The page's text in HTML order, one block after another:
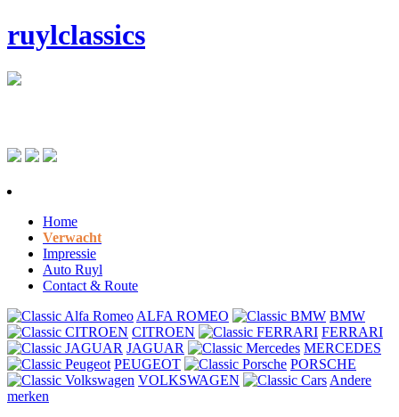
ruylclassics
Home
Verwacht
Impressie
Auto Ruyl
Contact & Route
ALFA ROMEO
BMW
CITROEN
FERRARI
JAGUAR
MERCEDES
PEUGEOT
PORSCHE
VOLKSWAGEN
Andere
merken